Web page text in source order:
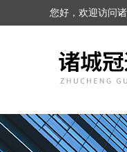
您好，欢迎访问